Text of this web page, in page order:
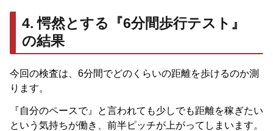
4. 愕然とする『6分間歩行テスト』
の結果
今回の検査は、6分間でどのくらいの距離を歩けるのか測
ります。
『自分のペースで』と言われても少しでも距離を稼ぎたい
という気持ちが働き、前半ピッチが上がってしまいます。